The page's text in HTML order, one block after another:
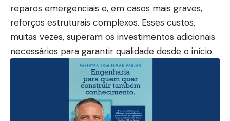
reparos emergenciais e, em casos mais graves,
reforços estruturais complexos. Esses custos,
muitas vezes, superam os investimentos adicionais
necessários para garantir qualidade desde o início.